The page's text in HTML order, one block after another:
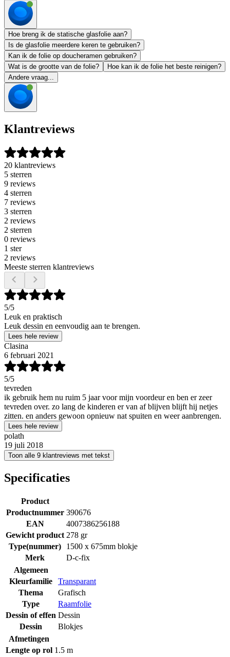
Hoe breng ik de statische glasfolie aan?
Is de glasfolie meerdere keren te gebruiken?
Kan ik de folie op doucheramen gebruiken?
Wat is de grootte van de folie?
Hoe kan ik de folie het beste reinigen?
Andere vraag...
Klantreviews
20 klantreviews
5 sterren
9 reviews
4 sterren
7 reviews
3 sterren
2 reviews
2 sterren
0 reviews
1 ster
2 reviews
Meeste sterren klantreviews
5/5
Leuk en praktisch
Leuk dessin en eenvoudig aan te brengen.
Lees hele review
Clasina
6 februari 2021
5/5
tevreden
ik gebruik hem nu ruim 5 jaar voor mijn voordeur en ben er zeer
tevreden over. zo lang de kinderen er van af blijven blijft hij netjes
zitten. en anders gewoon opnieuw nat spuiten en weer aanbrengen.
Lees hele review
polath
19 juli 2018
Toon alle 9 klantreviews met tekst
Specificaties
Product
Productnummer 390676
EAN
4007386256188
Gewicht product 278 gr
Type(nummer)
1500 x 675mm blokje
Merk
D-c-fix
Algemeen
Kleurfamilie
Transparant
Thema
Grafisch
Type
Raamfolie
Dessin of effen Dessin
Dessin
Blokjes
Afmetingen
Lengte op rol 1.5 m